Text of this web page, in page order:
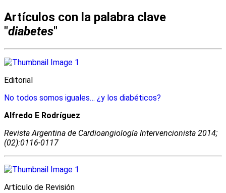
Artículos con la palabra clave
"diabetes"
Editorial
No todos somos iguales… ¿y los diabéticos?
Alfredo E Rodríguez
Revista Argentina de Cardioangiologí­a Intervencionista 2014;
(02):0116-0117
Artículo de Revisión